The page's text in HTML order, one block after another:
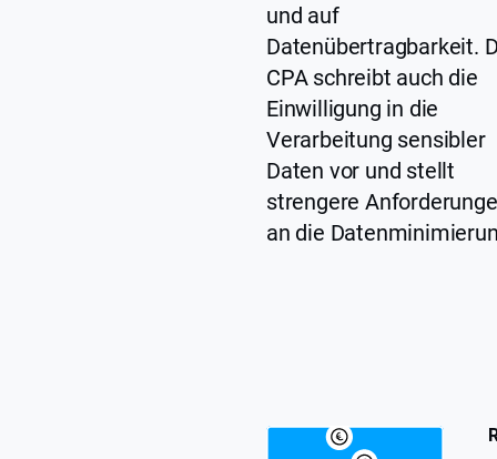
und auf
Datenübertragbarkeit.
CPA schreibt auch die
Einwilligung in die
Verarbeitung sensibler
Daten vor und stellt
strengere
an die